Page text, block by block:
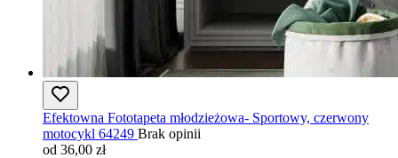
Efektowna Fototapeta młodzieżowa- Sportowy, czerwony
motocykl 64249 Brak opinii
od 36,00 zł